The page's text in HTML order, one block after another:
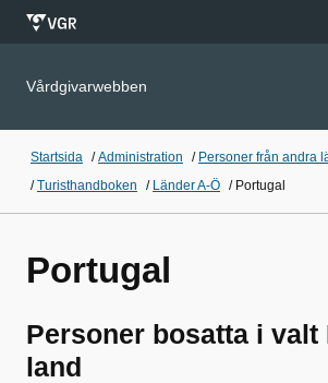
Vårdgivarwebben
Startsida /Administration / Personer från andra
/Turisthandboken / Länder A-Ö / Portugal
Portugal
Personer bosatta i valt
land